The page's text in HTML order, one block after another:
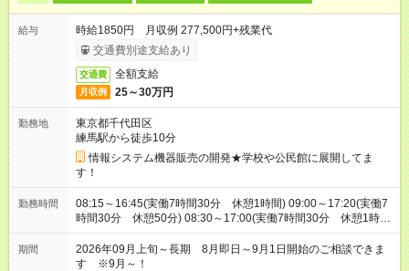
給与
時給1850円 月収例 277,500円+残業代
交通費別途支給あり
交通費 全額支給
月収例 25～30万円
勤務地
東京都千代田区
練馬駅から徒歩10分
情報システム機器販売の開発★学校や公民館に展開してま
す！
勤務時間
08:15～16:45(実働7時間30分 休憩1時間) 09:00～17:20(実働7
時間30分 休憩50分) 08:30～17:00(実働7時間30分 休憩1時
間) ※訪問先によって30分前後就業時間に変更があります
期間
2026年09月上旬～長期 8月即日～9月1日開始のご相談できま
す ※9月～！